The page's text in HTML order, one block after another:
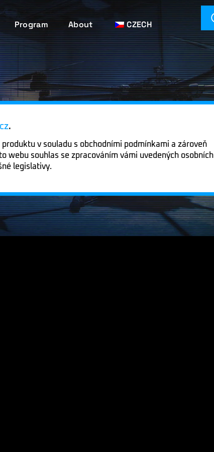
Program About CZECH
.
v souladu s obchodními podmínkami a zároveň
souhlas se zpracováním vámi uvedených osobních
legislativy.